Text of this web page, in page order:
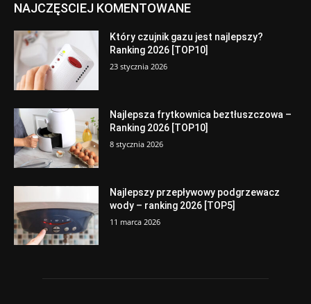
NAJCZĘSCIEJ KOMENTOWANE
Który czujnik gazu jest najlepszy?
Ranking 2026 [TOP10]
23 stycznia 2026
Najlepsza frytkownica beztłuszczowa –
Ranking 2026 [TOP10]
8 stycznia 2026
Najlepszy przepływowy podgrzewacz
wody – ranking 2026 [TOP5]
11 marca 2026